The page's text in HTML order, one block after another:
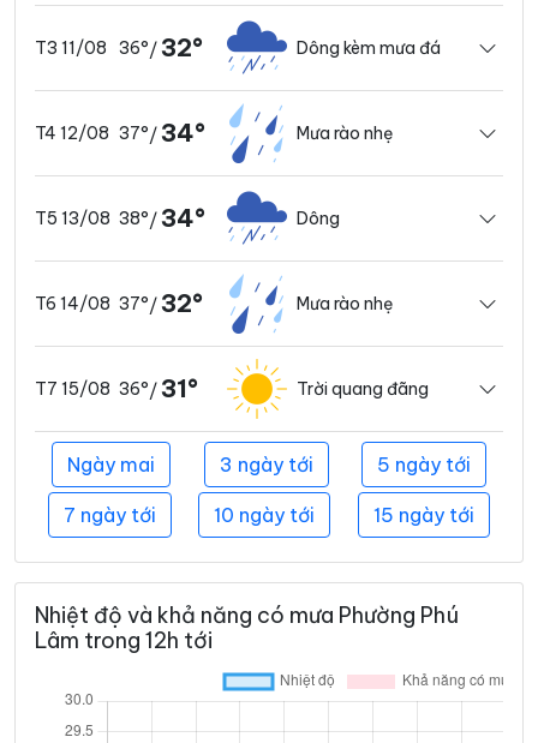
T3 11/08 36°/ 32° Dông kèm mưa đá
T4 12/08 37°/ 34° Mưa rào nhẹ
T5 13/08 38°/ 34° Dông
T6 14/08 37°/ 32° Mưa rào nhẹ
T7 15/08 36°/ 31° Trời quang đãng
Ngày mai 3 ngày tới 5 ngày tới
7 ngày tới 10 ngày tới 15 ngày tới
Nhiệt độ và khả năng có mưa Phường Phú
Lâm trong 12h tới